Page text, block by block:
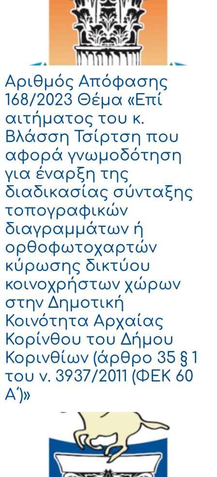
Αριθμός Απόφασης
168/2023 Θέμα «Επί
αιτήματος του κ.
Βλάσση Τσίρτση που
αφορά γνωμοδότηση
για έναρξη της
διαδικασίας σύνταξης
τοπογραφικών
διαγραμμάτων ή
ορθοφωτοχαρτών
κύρωσης δικτύου
κοινοχρήστων χώρων
στην Δημοτική
Κοινότητα Αρχαίας
Κορίνθου του Δήμου
Κορινθίων (άρθρο 35 § 1
του ν. 3937/2011 (ΦΕΚ 60
Α΄)»